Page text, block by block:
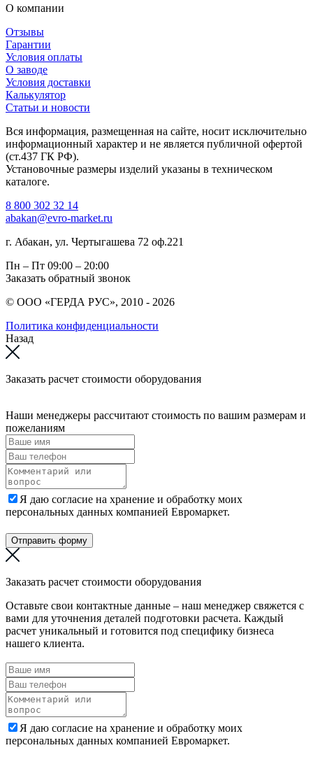
О компании
Отзывы
Гарантии
Условия оплаты
О заводе
Условия доставки
Калькулятор
Статьи и новости
Вся информация, размещенная на сайте, носит исключительно
информационный характер и не является публичной офертой
(ст.437 ГК РФ).
Установочные размеры изделий указаны в техническом
каталоге.
8 800 302 32 14
abakan@evro-market.ru
г. Абакан, ул. Чертыгашева 72 оф.221
Пн – Пт 09:00 – 20:00
Заказать обратный звонок
© ООО «ГЕРДА РУС», 2010 - 2026
Политика конфиденциальности
Назад
Заказать расчет стоимости оборудования
Наши менеджеры рассчитают стоимость по вашим размерам и
пожеланиям
Я даю согласие на хранение и обработку моих
персональных данных компанией Евромаркет.
Отправить форму
Заказать расчет стоимости оборудования
Оставьте свои контактные данные – наш менеджер свяжется с
вами для уточнения деталей подготовки расчета. Каждый
расчет уникальный и готовится под специфику бизнеса
нашего клиента.
Я даю согласие на хранение и обработку моих
персональных данных компанией Евромаркет.